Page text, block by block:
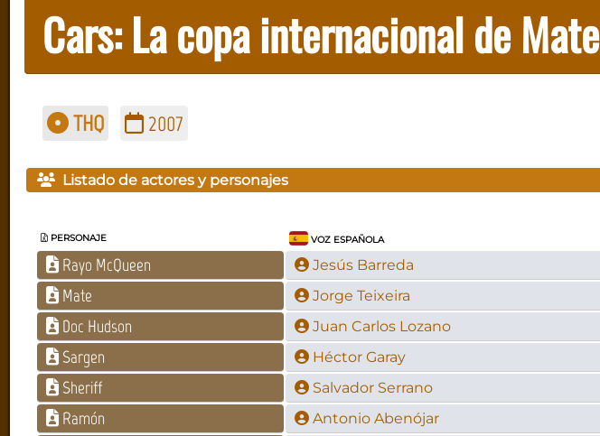
Cars: La copa internacional de Mate
THQ 2007
Listado de actores y personajes
PERSONAJE VOZ ESPAÑOLA
Rayo McQueen Jesús Barreda
Mate Jorge Teixeira
Doc Hudson Juan Carlos Lozano
Sargen Héctor Garay
Sheriff Salvador Serrano
Ramón Antonio Abenójar